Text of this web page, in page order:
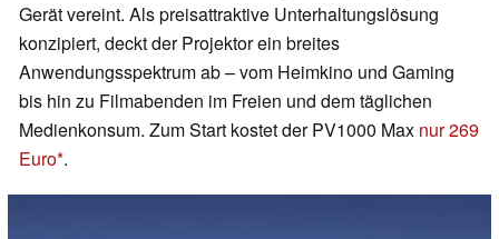
Gerät vereint. Als preisattraktive Unterhaltungslösung
konzipiert, deckt der Projektor ein breites
Anwendungsspektrum ab – vom Heimkino und Gaming
bis hin zu Filmabenden im Freien und dem täglichen
Medienkonsum. Zum Start kostet der PV1000 Max nur 269
Euro .